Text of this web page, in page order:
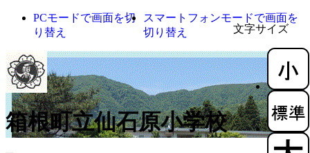
文字サイズ
PCモードで画面を切
り替え
スマートフォンモードで画面を
切り替え
箱根町立仙石原小学校